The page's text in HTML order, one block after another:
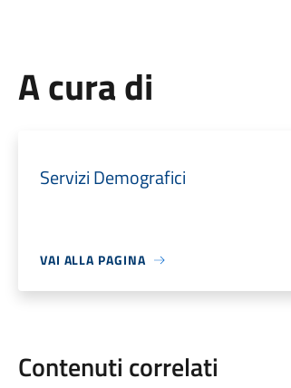
A cura di
Servizi Demografici
VAI ALLA PAGINA
Contenuti correlati